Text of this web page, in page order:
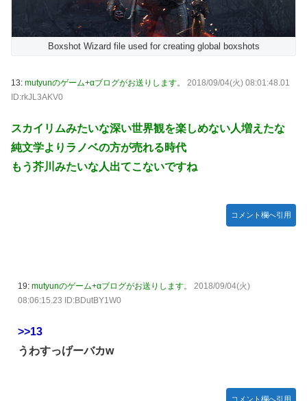
Boxshot Wizard file used for creating global boxshots
13: mutyunのゲーム+αブログがお送りします。
2018/09/04(火) 08:01:48.01
ID:rkJL3AKV0
スカイリムみたいな深い世界観を楽しめない人増えたな
純文学よりラノベの方が売れる時代
もう芥川みたいな人出てこないですね
コメント欄へ引用
19: mutyunのゲーム+αブログがお送りします。
2018/09/04(火)
08:06:15.23 ID:BDutBY1W0
>>13
うわすっげーバカw
コメント欄へ引用